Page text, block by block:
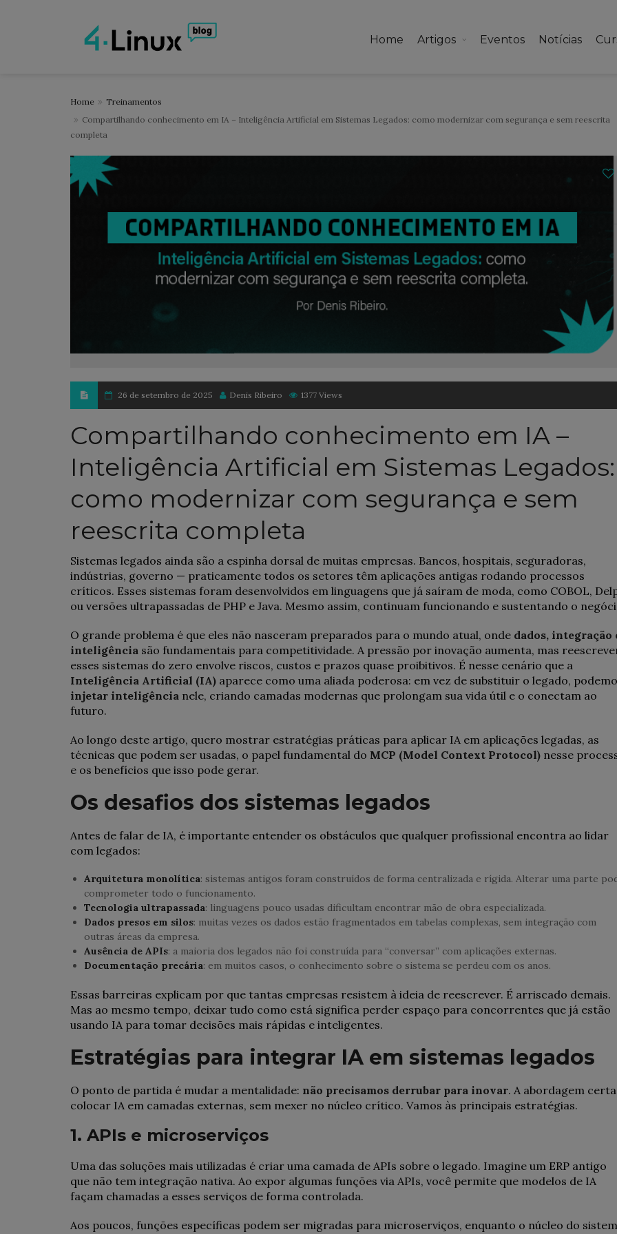
Home Artigos Eventos Notícias
Home
Treinamentos
Compartilhando conhecimento em IA – Inteligência Artificial em Sistemas Legados: como modernizar com segurança e sem reescrita
completa
26 de setembro de 2025 Denis Ribeiro 1377 Views
Compartilhando conhecimento em IA –
Inteligência Artificial em Sistemas Legados:
como modernizar com segurança e sem
reescrita completa
Sistemas legados ainda são a espinha dorsal de muitas empresas. Bancos, hospitais, seguradoras,
indústrias, governo — praticamente todos os setores têm aplicações antigas rodando processos
críticos. Esses sistemas foram desenvolvidos em linguagens que já saíram de moda, como COBOL,
ou versões ultrapassadas de PHP e Java. Mesmo assim, continuam funcionando e sustentando o
O grande problema é que eles não nasceram preparados para o mundo atual, onde dados, integração
inteligência são fundamentais para competitividade. A pressão por inovação aumenta, mas
esses sistemas do zero envolve riscos, custos e prazos quase proibitivos. É nesse cenário que a
Inteligência Artificial (IA) aparece como uma aliada poderosa: em vez de substituir o legado,
injetar inteligência nele, criando camadas modernas que prolongam sua vida útil e o conectam ao
futuro.
Ao longo deste artigo, quero mostrar estratégias práticas para aplicar IA em aplicações legadas, as
técnicas que podem ser usadas, o papel fundamental do MCP (Model Context Protocol) nesse
e os benefícios que isso pode gerar.
Os desafios dos sistemas legados
Antes de falar de IA, é importante entender os obstáculos que qualquer profissional encontra ao lidar
com legados:
Arquitetura monolítica: sistemas antigos foram construídos de forma centralizada e rígida. Alterar uma parte
comprometer todo o funcionamento.
Tecnologia ultrapassada: linguagens pouco usadas dificultam encontrar mão de obra especializada.
Dados presos em silos: muitas vezes os dados estão fragmentados em tabelas complexas, sem integração com
outras áreas da empresa.
Ausência de APIs: a maioria dos legados não foi construída para “conversar” com aplicações externas.
Documentação precária: em muitos casos, o conhecimento sobre o sistema se perdeu com os anos.
Essas barreiras explicam por que tantas empresas resistem à ideia de reescrever. É arriscado demais.
Mas ao mesmo tempo, deixar tudo como está significa perder espaço para concorrentes que já estão
usando IA para tomar decisões mais rápidas e inteligentes.
Estratégias para integrar IA em sistemas legados
O ponto de partida é mudar a mentalidade: não precisamos derrubar para inovar. A abordagem
colocar IA em camadas externas, sem mexer no núcleo crítico. Vamos às principais estratégias.
1. APIs e microserviços
Uma das soluções mais utilizadas é criar uma camada de APIs sobre o legado. Imagine um ERP antigo
que não tem integração nativa. Ao expor algumas funções via APIs, você permite que modelos de IA
façam chamadas a esses serviços de forma controlada.
Aos poucos, funções específicas podem ser migradas para microserviços, enquanto o núcleo do